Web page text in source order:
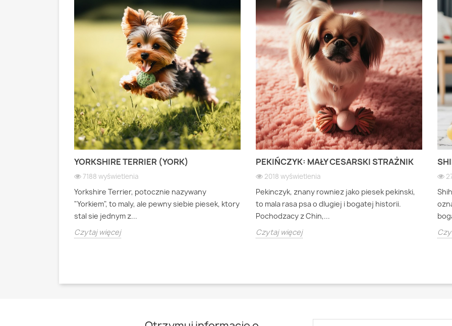
YORKSHIRE TERRIER (YORK)
7188 wyświetlenia
Yorkshire Terrier, potocznie nazywany
"Yorkiem", to maly, ale pewny siebie piesek, ktory
stal sie jednym z...
Czytaj więcej
PEKIŃCZYK: MAŁY CESARSKI STRAŻNIK
2018 wyświetlenia
Pekinczyk, znany rowniez jako piesek pekinski,
to mala rasa psa o dlugiej i bogatej historii.
Pochodzacy z Chin,...
Czytaj więcej